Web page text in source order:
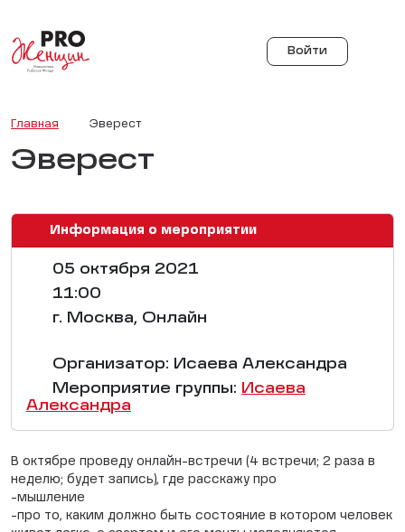
Войти
Главная Эверест
Эверест
Информация о мероприятии
05 октября 2021
11:00
г. Москва, Онлайн
Организатор: Исаева Александра
Мероприятие группы: Исаева
Александра
В октябре проведу онлайн-встречи (4 встречи; 2 раза в
неделю; будет запись), где расскажу про
-мышление
-про то, каким должно быть состояние в котором человек